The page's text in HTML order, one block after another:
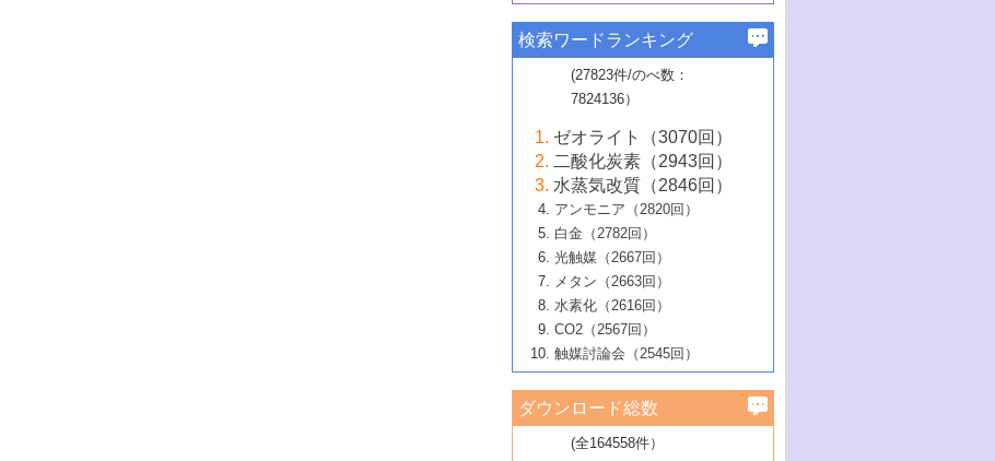
B号 第135回触媒討論会（2025年）
B号 第133回触媒討論会（2023年）
6号 窒素とリンの循環のための触媒・機
能性材料
若き触媒の研究者たち～（2）
6号 石油のノーブル・ユースを志向した
触媒技術
大学：オンライン・対面開催）
6号 カーボンニュートラルに向けた電解
技術
B号 第127回触媒討論会（2021年・オン
ライン開催(Zoom)のみ）
4号 光触媒を用いた水分解の最新の研究
動向
5号 次世代の触媒プロセスを支えるマイ
6号 メタン転換技術の最新動向
B号 第125回触媒討論会（2020年・工学
院大学）
3号 精密高分子合成に関する最近の研究
動向
4号 バイオマス化成品製造のための触媒
5号 固体触媒による含窒素有機化合物変
換の最前線
6号 貴金属使用量低減に向けた自動車排
ガス浄化触媒の開発
B号 第123回触媒討論会（2019年・大阪
3号 ナノ粒子・クラスター触媒の最前線
4号 60周年記念企画
5号 進化するゼオライト合成技術
6号 非貴金属系触媒における電気化学的
B号 第121回触媒討論会（2018年・東京
大学）
最先端技術
3号 無機分離膜材料の開発と触媒反応プ
ロセスへの適用
5号 水素のふるまいを解き明かす最先端
研究
6号 低級アルカンの有効利用のための触
媒技術
B号 第119回触媒討論会（2017年・首都
大学東京）
1号 ユニークな構造の高分子を生み出す触
2号 リグニンからの化成品製造に向けた触
媒技術
3号 触媒研究の最先端～とびたて若き研究
者たち～（1）
4号 触媒研究の最先端～とびたて若き研究
者たち～（2）
5号 触媒研究の最先端～とびたて若き研究
者たち～（3）
6号 イオニクス材料と燃料電池・電解合成
の最新の研究動向
B号 第117回触媒討論会（2016年・大阪府
立大学）
▼57巻（2015年）
1号 水素キャリアにかかわる触媒技術の新
2号 石油精製用触媒の最近の進展
3号 固体酸化物形燃料電池（SOFC）におけ
るアノード触媒上での燃料直接改質技術
4号 コアシェル構造の制御による触媒機能
5号 工業触媒およびその周辺技術の最近の
進歩
6号 ナノシート
B号 第115回触媒討論会（2015年・成蹊大
▼56巻（2014年）
2号 光触媒反応機構に関する最新の研究動
向
開発動向
4号 人工光合成に向けた近年のアプローチ
5号 未利用熱エネルギーの有効活用に貢献
する触媒技術
6号 ポリオキソメタレート
B号 第113回触媒討論会（2014年・ロワジ
ールホテル豊橋）
1号 高耐久性燃料電池システム用触媒にお
ける新展開
2号 リビングラジカル重合の最近の動向
3号 天然ガスの化学工業的展開に関する触
媒技術
4号 貴金属触媒の精密構造制御とその活用
5号 バイオマス化成品製造のための固体触
6号 ナノ空間─吸着状態解析から新機能開拓
B号 第111回触媒討論会（2013年・関西大
▼54巻（2012年）
1号 規則性多孔体の利用技術における最近
の進歩
2号 第109回触媒討論会
3号 貴金属低減技術の最新動向
4号 貴金属代替技術の最新動向
5号 光触媒による物質変換反応の新展開
6号 グラフェン
7号 水素を利用する化成品合成の新潮流
▼53巻（2011年）
1号 金属学から見る合金触媒の新展開
2号 第107回触媒討論会
3号 触媒のその場観察法の進歩（１）
4号 触媒のその場観察法の進歩（２）
5号 不活性結合の触媒的活性化による有機
合成
6号 新しい固体酸触媒技術
7号 ゼオライト合成における最近の進歩
▼52巻（2010年）
1号 触媒の劣化対策と長寿命触媒開発
2号 第105回触媒討論会
3号 ナノ構造が拓く新機能
4号 活性サイトおよびその環境の精密な設
計による触媒の高機能化
5号 触媒を有効に使うための技術
7号 有機分子触媒による精密有機合成
1号 炭素材料－熱い注目を集める材料－
2号 第103回触媒討論会
3号 環境浄化用光触媒の現状と課題
4号 水素社会の実現に向けた水素製造・貯
蔵技術の進歩
5号 CO2が関わる触媒・材料
▼50巻（2008年）
1号 触媒化学と学会のこの10年，半世紀，
そして未来
2号 第101回触媒討論会
4号 錯体を利用したユニークな表面構造の
構築と機能
▼49巻（2007年）
1号 含フッ素化合物の合成と触媒
2号 第99回触媒討論会
3号 実用的ファインケミカル合成プロセス
を実現する触媒
▼48巻（2006年）
1号 固体酸触媒の最近の進歩
2号 第97回触媒討論会
3号 リビング重合触媒の最近の展開
1号 最近の触媒担体とその効果
2号 第95回触媒討論会
▼46巻（2004年）
1号 部分酸化反応触媒の最前線
▼45巻（2003年）
検索ワードランキング
(27823件/のべ数：
7824136）
ゼオライト（3070回）
二酸化炭素（2943回）
水蒸気改質（2846回）
アンモニア（2820回）
白金（2782回）
光触媒（2667回）
メタン（2663回）
水素化（2616回）
CO2（2567回）
触媒討論会（2545回）
ダウンロード総数
(全164558件）